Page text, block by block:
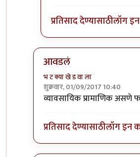
प्रतिसाद देण्यासाठीलॉग
आवडलं
भ ट क्या खे ड वा ला
शुक्रवार, 01/09/2017 10:40
In reply toप्रत्येक वैद्यकशाखा
व्यावसायिक प्रामाणिक असणे
प्रतिसाद देण्यासाठीलॉग इन